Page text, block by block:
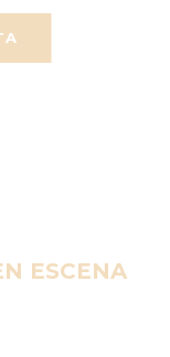
ESCENA